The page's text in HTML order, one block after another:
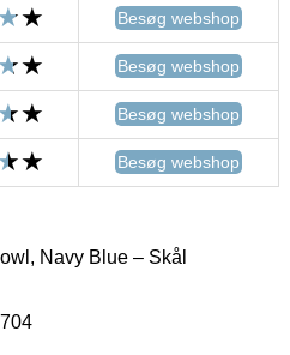
Besøg webshop
Besøg webshop
Besøg webshop
Besøg webshop
Navy Blue – Skål